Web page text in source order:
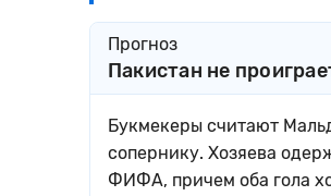
Прогноз
Пакистан не
Букмекеры считают
сопернику. Хозяева
ФИФА, причем оба гола